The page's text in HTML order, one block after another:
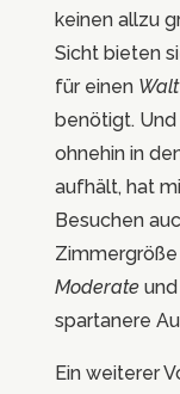
keinen allzu
Sicht bieten
für einen
benötigt.
ohnehin in
aufhält, hat
Besuchen
Moderateund
spartanere
Ein weiterer